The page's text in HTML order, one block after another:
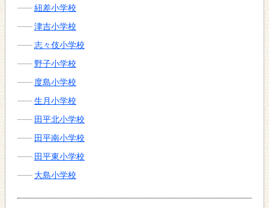
紐差小学校
津吉小学校
志々伎小学校
野子小学校
度島小学校
生月小学校
田平北小学校
田平南小学校
田平東小学校
大島小学校